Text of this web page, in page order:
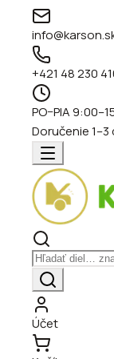
+421 48 230
PO–PIA
Doručenie 1–3
Účet